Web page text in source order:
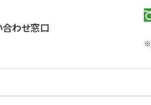
わせ窓口
※